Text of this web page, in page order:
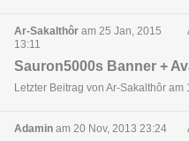
Ar-Sakalthôr am 25 Jan, 2015
13:11
Sauron5000s Banner +
Letzter Beitrag von Ar-Sakalthôr am
Adamin am 20 Nov, 2013 23:24